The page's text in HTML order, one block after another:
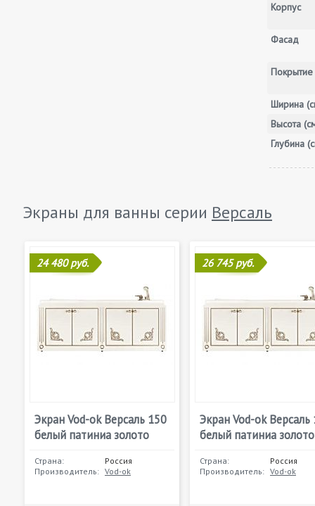
Корпус
Фасад
Покрытие
Ширина
Высота
Глубина
Экраны для ванны серии Версаль
24 480 руб.
Экран Vod-ok Версаль 150
белый патиниа золото
Страна:
Россия
Производитель: Vod-ok
26 745 руб.
Экран Vod-ok Версаль
белый патиниа золото
Страна:
Россия
Производитель: Vod-ok